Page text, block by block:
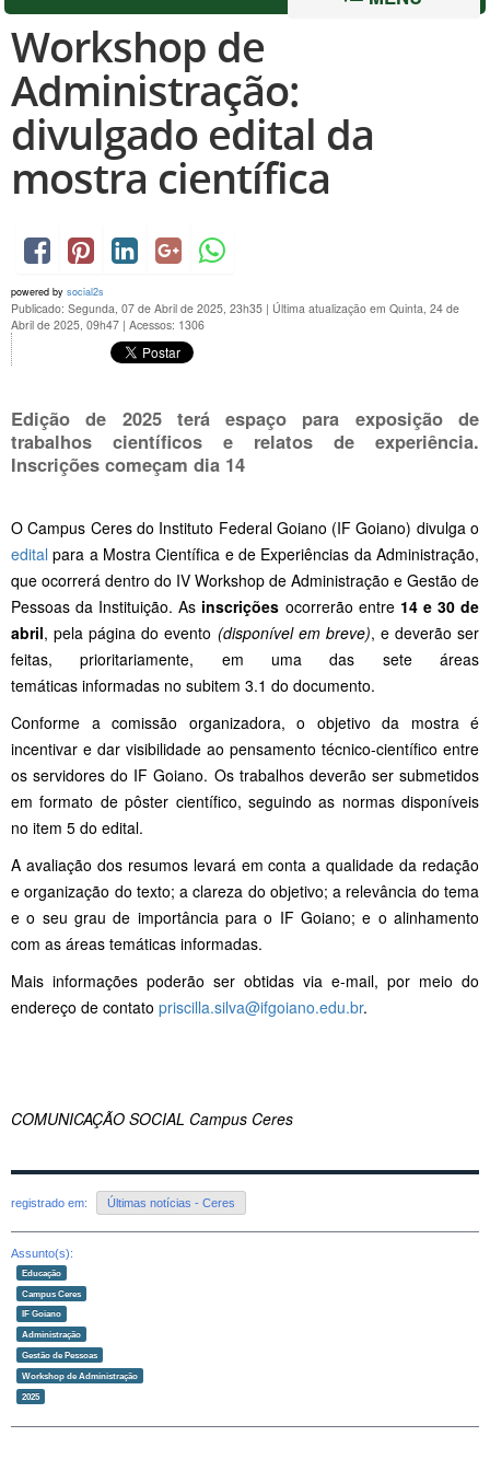
Workshop de
Administração:
divulgado edital da
mostra científica
powered by social2s
Publicado: Segunda, 07 de Abril de 2025, 23h35 | Última atualização em Quinta, 24 de
Abril de 2025, 09h47 | Acessos: 1306
Edição de 2025 terá espaço para exposição de
trabalhos científicos e relatos de experiência.
Inscrições começam dia 14
O Campus Ceres do Instituto Federal Goiano (IF Goiano) divulga o
edital para a Mostra Científica e de Experiências da Administração,
que ocorrerá dentro do IV Workshop de Administração e Gestão de
Pessoas da Instituição. As inscrições ocorrerão entre 14 e 30 de
abril, pela página do evento (disponível em breve), e deverão ser
feitas, prioritariamente, em uma das sete áreas
temáticas informadas no subitem 3.1 do documento.
Conforme a comissão organizadora, o objetivo da mostra é
incentivar e dar visibilidade ao pensamento técnico-científico entre
os servidores do IF Goiano. Os trabalhos deverão ser submetidos
em formato de pôster científico, seguindo as normas disponíveis
no item 5 do edital.
A avaliação dos resumos levará em conta a qualidade da redação
e organização do texto; a clareza do objetivo; a relevância do tema
e o seu grau de importância para o IF Goiano; e o alinhamento
com as áreas temáticas informadas.
Mais informações poderão ser obtidas via e-mail, por meio do
endereço de contato priscilla.silva@ifgoiano.edu.br.
COMUNICAÇÃO SOCIAL Campus Ceres
registrado em: Últimas notícias - Ceres
Assunto(s):
Educação
Campus Ceres
IF Goiano
Administração
Gestão de Pessoas
Workshop de Administração
2025